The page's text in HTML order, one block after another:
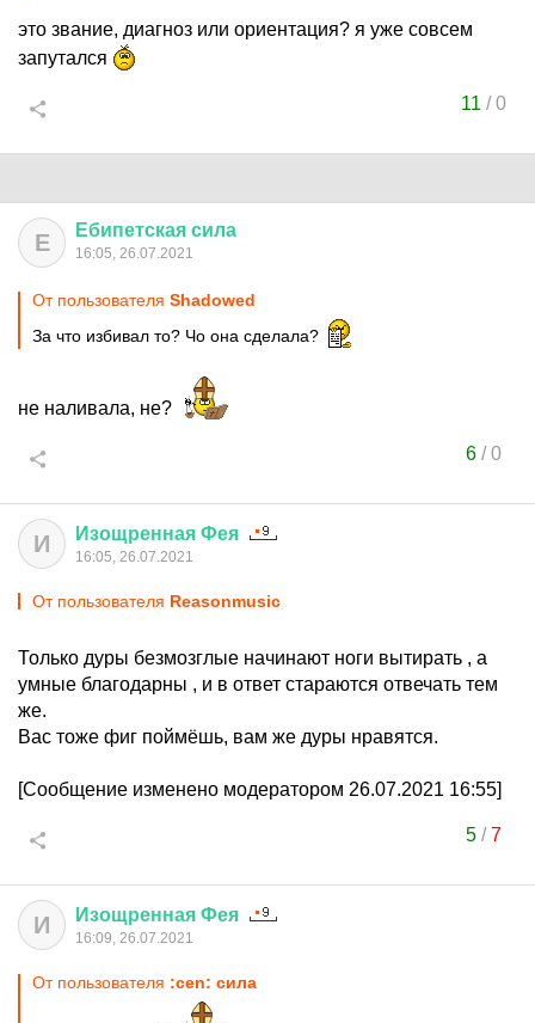
это звание, диагноз или ориентация? я уже совсем
запутался
11 /0
Е Ебипетская сила
16:05, 26.07.2021
От пользователя Shadowed
За что избивал то? Чо она сделала?
не наливала, не?
6/0
И Изощренная Фея
16:05, 26.07.2021
От пользователя Reasonmusic
Только дуры безмозглые начинают ноги вытирать , а
умные благодарны , и в ответ стараются отвечать тем
же.
Вас тоже фиг поймёшь, вам же дуры нравятся.
[Сообщение изменено модератором 26.07.2021 16:55]
5/7
И Изощренная Фея
16:09, 26.07.2021
От пользователя :cen: сила